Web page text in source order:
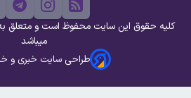
کلیه حقوق این سایت محفوظ است و متعلق به
میباشد
طراحی سایت خبری و